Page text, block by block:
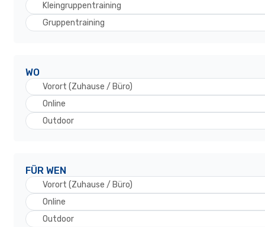
Kleingruppentraining
Gruppentraining
WO
Vorort (Zuhause / Büro)
Online
Outdoor
FÜR WEN
Vorort (Zuhause / Büro)
Online
Outdoor